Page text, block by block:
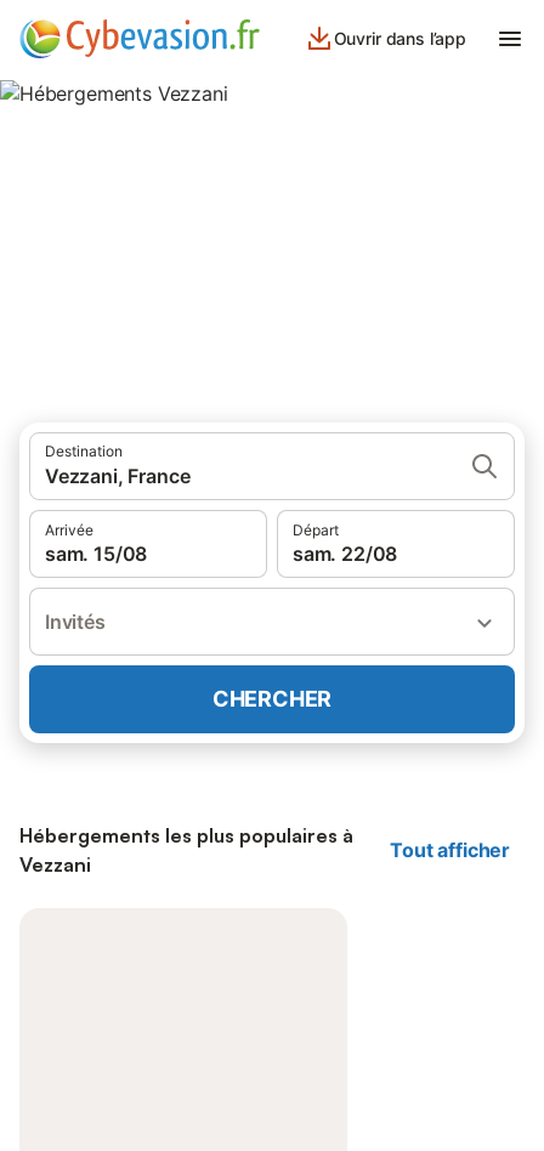
Ouvrir dans l’app
Destination
Vezzani, France
Arrivée
sam. 15/08
Départ
sam. 22/08
Invités
CHERCHER
Hébergements les plus populaires à
Vezzani
Tout afficher